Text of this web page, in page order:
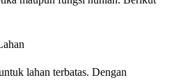
lahan terbatas. Dengan